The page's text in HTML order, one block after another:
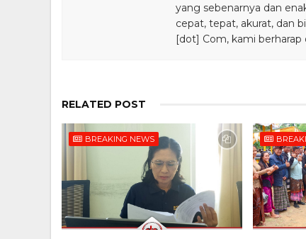
yang sebenarnya dan
cepat, tepat, akurat, dan
[dot] Com, kami
RELATED POST
BREAKING NEWS